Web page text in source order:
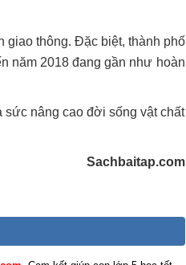
giao thông. Đặc biệt, thành phố
năm 2018 đang gần như hoàn
sức nâng cao đời sống vật chất
Sachbaitap.com